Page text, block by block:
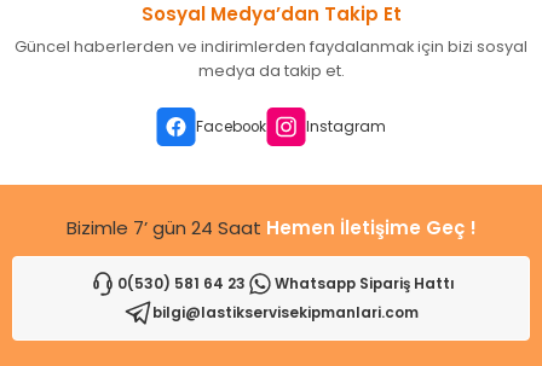
Ürün resmi kalitesiz, bozuk veya görüntülenemiyor.
Ürün açıklamasında eksik bilgiler bulunuyor.
Ürün fiyatı diğer sitelerden daha pahalı.
Gönder
Sosyal Medya’dan Takip Et
Güncel haberlerden ve indirimlerden faydalanmak için bizi sosyal
medya da takip et.
Facebook Instagram
Bizimle 7’ gün 24 Saat Hemen İletişime Geç !
0(530) 581 64 23
Whatsapp Sipariş Hattı
bilgi@lastikservisekipmanlari.com